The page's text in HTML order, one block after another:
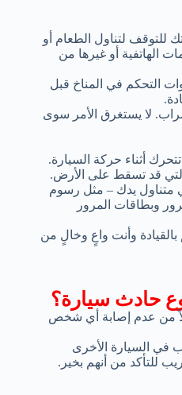
لتناول الطعام أو
الهاتفية أو غيرها من
التحكم في المناخ قبل
لا يستغرق الأمر سوى
أثناء حركة السيارة.
التي قد تسقط على الأرض.
متناول يدك – مثل رسوم
وبطاقات المرور
بالقيادة وأنت واعٍ وخالٍ من
حادث سيارة؟
من عدم إصابة أي شخص
في السيارة الأخرى
للتأكد من أنهم بخير.